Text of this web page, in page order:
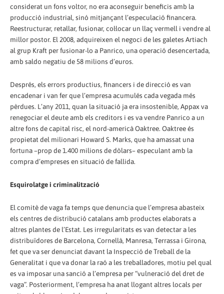
considerat un fons voltor, no era aconseguir beneficis amb la
producció industrial, sinó mitjançant l’especulació financera.
Reestructurar, retallar, fusionar, col·locar un llaç vermell i vendre al
millor postor. El 2008, adquireixen el negoci de les galetes Artiach
al grup Kraft per fusionar-lo a Panrico, una operació desencertada,
amb saldo negatiu de 58 milions d’euros.
Després, els errors productius, financers i de direcció es van
encadenar i van fer que l’empresa acumulés cada vegada més
pèrdues. L’any 2011, quan la situació ja era insostenible, Appax va
renegociar el deute amb els creditors i es va vendre Panrico a un
altre fons de capital risc, el nord-americà Oaktree. Oaktree és
propietat del milionari Howard S. Marks, que ha amassat una
fortuna –prop de 1.400 milions de dòlars– especulant amb la
compra d’empreses en situació de fallida.
Esquirolatge i criminalització
El comitè de vaga fa temps que denuncia que l’empresa abasteix
els centres de distribució catalans amb productes elaborats a
altres plantes de l’Estat. Les irregularitats es van detectar a les
distribuïdores de Barcelona, Cornellà, Manresa, Terrassa i Girona,
fet que va ser denunciat davant la Inspecció de Treball de la
Generalitat i que va donar la raó a les treballadores, motiu pel qual
es va imposar una sanció a l’empresa per “vulneració del dret de
vaga”. Posteriorment, l’empresa ha anat llogant altres locals per